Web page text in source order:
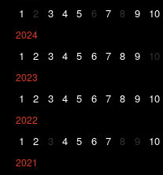
1 2 3 4 5 6 7 8 9 10
2024
1 2 3 4 5 6 7 8 9 10
2023
1 2 3 4 5 6 7 8 9 10
2022
1 2 3 4 5 6 7 8 9 10
2021